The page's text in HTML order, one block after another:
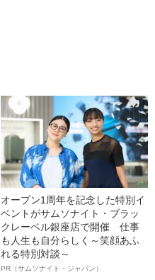
オープン1周年を記念した特別イ
ベントがサムソナイト・ブラッ
クレーベル銀座店で開催 仕事
も人生も自分らしく～笑顔あふ
れる特別対談～
PR（サムソナイト・ジャパン）